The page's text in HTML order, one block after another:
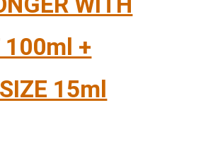
100ml +
15ml